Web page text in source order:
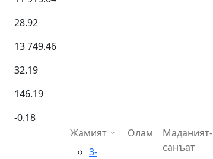
28.92
13 749.46
32.19
146.19
-0.18
Жамият
3-
Олам
Маданият-
санъат